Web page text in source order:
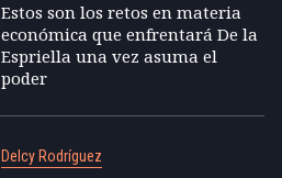
Estos son los retos en materia
económica que enfrentará De la
Espriella una vez asuma el
poder
Delcy Rodríguez